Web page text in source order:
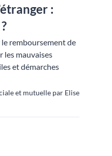
:
remboursement de
les mauvaises
et démarches
et mutuelle par Elise